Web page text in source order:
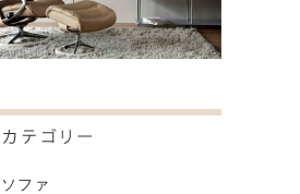
ソファ